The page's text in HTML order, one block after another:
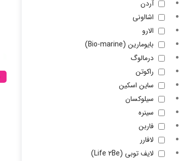
آردن
اشااونی
الارو
بایومارین (Bio-marine)
درمالوگ
راکوتن
ساین اسکین
سیلوکسان
سینره
فاربن
لافارر
لایف توبی (Life 2Be)